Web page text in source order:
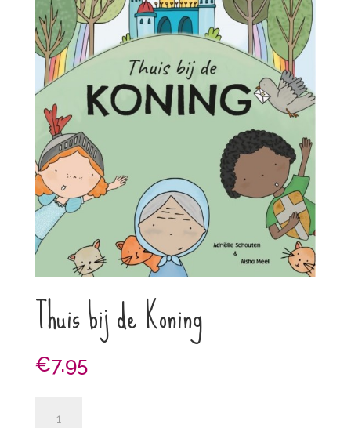
Thuis bij de Koning
€7.95